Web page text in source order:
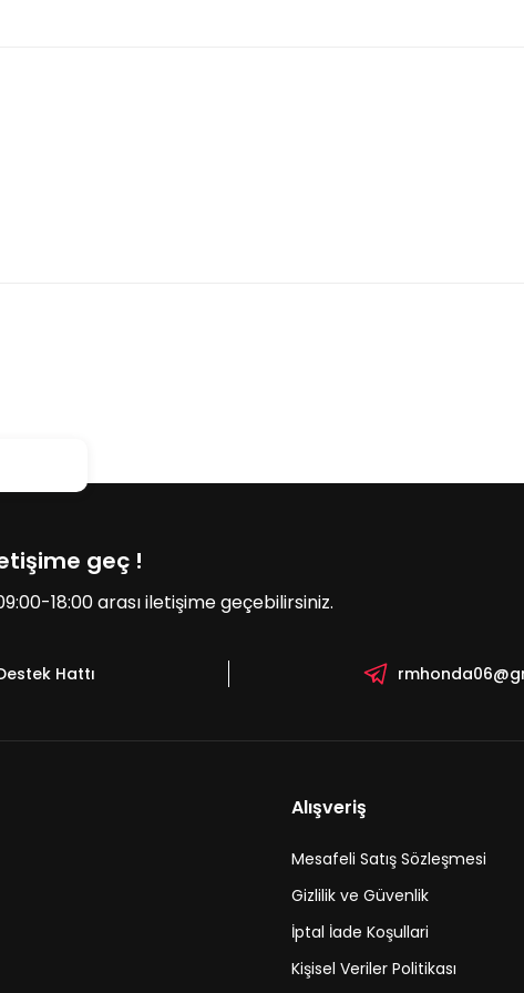
geç !
18:00 arası iletişime geçebilirsiniz.
Hattı
Alışveriş
Mesafeli Satış Sözleşmesi
Gizlilik ve Güvenlik
İptal İade Koşullari
Kişisel Veriler Politikası